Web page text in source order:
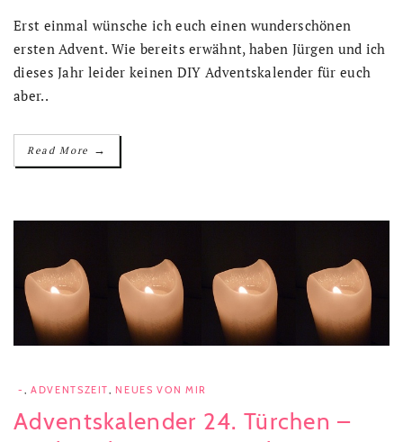
Erst einmal wünsche ich euch einen wunderschönen
ersten Advent. Wie bereits erwähnt, haben Jürgen und ich
dieses Jahr leider keinen DIY Adventskalender für euch
aber..
Read More →
- , ADVENTSZEIT, NEUES VON MIR
Adventskalender 24. Türchen –